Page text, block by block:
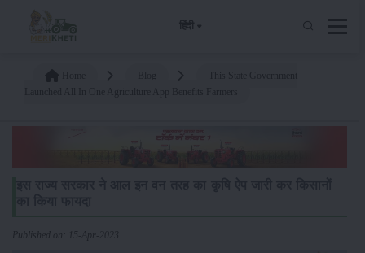
हिंदी
Published on: 15-Apr-2023